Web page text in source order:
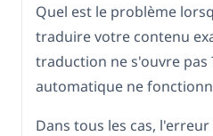
Quel est le problème
traduire votre contenu
traduction ne s'ouvre pas
automatique ne
Dans tous les cas,